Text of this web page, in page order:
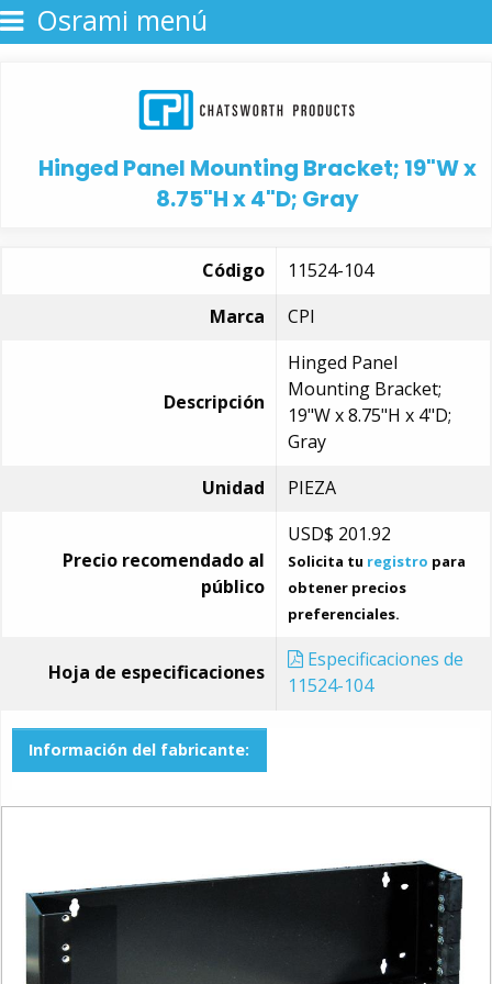
Osrami menú
Hinged Panel Mounting Bracket; 19"W x
8.75"H x 4"D; Gray
Código
11524-104
Marca
CPI
Descripción
Hinged Panel
Mounting Bracket;
19"W x 8.75"H x 4"D;
Gray
Unidad
PIEZA
Precio recomendado al
público
USD$ 201.92
Solicita tu registro para
obtener precios
preferenciales.
Hoja de especificaciones
Especificaciones de
11524-104
Información del fabricante: